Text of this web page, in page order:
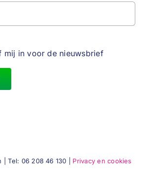
mij in voor de nieuwsbrief
Tel: 06 208 46 130 | Privacy en cookies